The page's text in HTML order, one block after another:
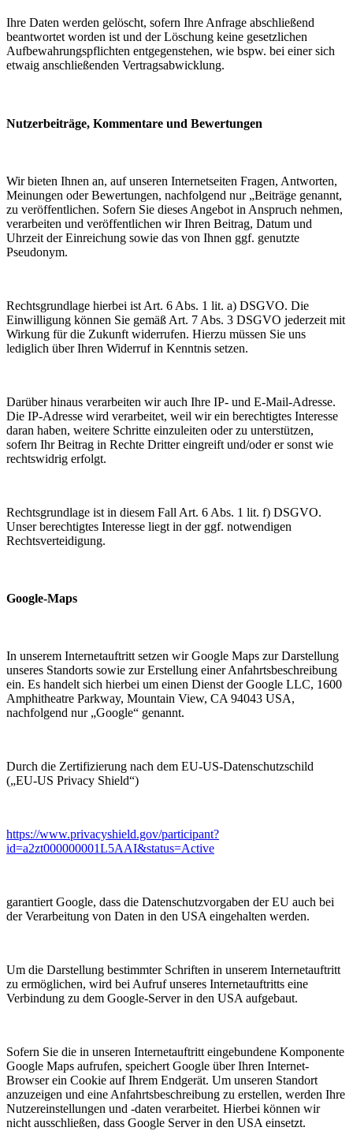
Ihre Daten werden gelöscht, sofern Ihre Anfrage abschließend
beantwortet worden ist und der Löschung keine gesetzlichen
Aufbewahrungspflichten entgegenstehen, wie bspw. bei einer sich
etwaig anschließenden Vertragsabwicklung.
Nutzerbeiträge, Kommentare und Bewertungen
Wir bieten Ihnen an, auf unseren Internetseiten Fragen, Antworten,
Meinungen oder Bewertungen, nachfolgend nur „Beiträge genannt,
zu veröffentlichen. Sofern Sie dieses Angebot in Anspruch nehmen,
verarbeiten und veröffentlichen wir Ihren Beitrag, Datum und
Uhrzeit der Einreichung sowie das von Ihnen ggf. genutzte
Pseudonym.
Rechtsgrundlage hierbei ist Art. 6 Abs. 1 lit. a) DSGVO. Die
Einwilligung können Sie gemäß Art. 7 Abs. 3 DSGVO jederzeit mit
Wirkung für die Zukunft widerrufen. Hierzu müssen Sie uns
lediglich über Ihren Widerruf in Kenntnis setzen.
Darüber hinaus verarbeiten wir auch Ihre IP- und E-Mail-Adresse.
Die IP-Adresse wird verarbeitet, weil wir ein berechtigtes Interesse
daran haben, weitere Schritte einzuleiten oder zu unterstützen,
sofern Ihr Beitrag in Rechte Dritter eingreift und/oder er sonst wie
rechtswidrig erfolgt.
Rechtsgrundlage ist in diesem Fall Art. 6 Abs. 1 lit. f) DSGVO.
Unser berechtigtes Interesse liegt in der ggf. notwendigen
Rechtsverteidigung.
Google-Maps
In unserem Internetauftritt setzen wir Google Maps zur Darstellung
unseres Standorts sowie zur Erstellung einer Anfahrtsbeschreibung
ein. Es handelt sich hierbei um einen Dienst der Google LLC, 1600
Amphitheatre Parkway, Mountain View, CA 94043 USA,
nachfolgend nur „Google“ genannt.
Durch die Zertifizierung nach dem EU-US-Datenschutzschild
(„EU-US Privacy Shield“)
https://www.privacyshield.gov/participant?
id=a2zt000000001L5AAI&status=Active
garantiert Google, dass die Datenschutzvorgaben der EU auch bei
der Verarbeitung von Daten in den USA eingehalten werden.
Um die Darstellung bestimmter Schriften in unserem Internetauftritt
zu ermöglichen, wird bei Aufruf unseres Internetauftritts eine
Verbindung zu dem Google-Server in den USA aufgebaut.
Sofern Sie die in unseren Internetauftritt eingebundene Komponente
Google Maps aufrufen, speichert Google über Ihren Internet-
Browser ein Cookie auf Ihrem Endgerät. Um unseren Standort
anzuzeigen und eine Anfahrtsbeschreibung zu erstellen, werden Ihre
Nutzereinstellungen und -daten verarbeitet. Hierbei können wir
nicht ausschließen, dass Google Server in den USA einsetzt.